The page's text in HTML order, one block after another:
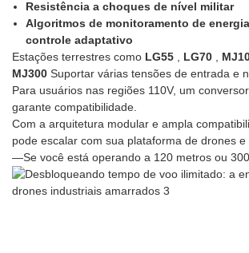
Resistência a choques de nível militar
Algoritmos de monitoramento de
controle adaptativo
Estações terrestres como LG55 , LG70 ,
MJ300 Suportar várias tensões de entrada e
Para usuários nas regiões 110V, um
garante compatibilidade.
Com a arquitetura modular e ampla
pode escalar com sua plataforma de drones
—Se você está operando a 120 metros ou